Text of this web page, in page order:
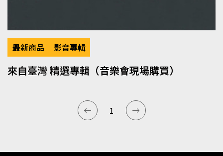
最新商品 影音專輯
來自臺灣 精選專輯（音樂會現場購買）
1